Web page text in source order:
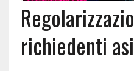
richiedenti